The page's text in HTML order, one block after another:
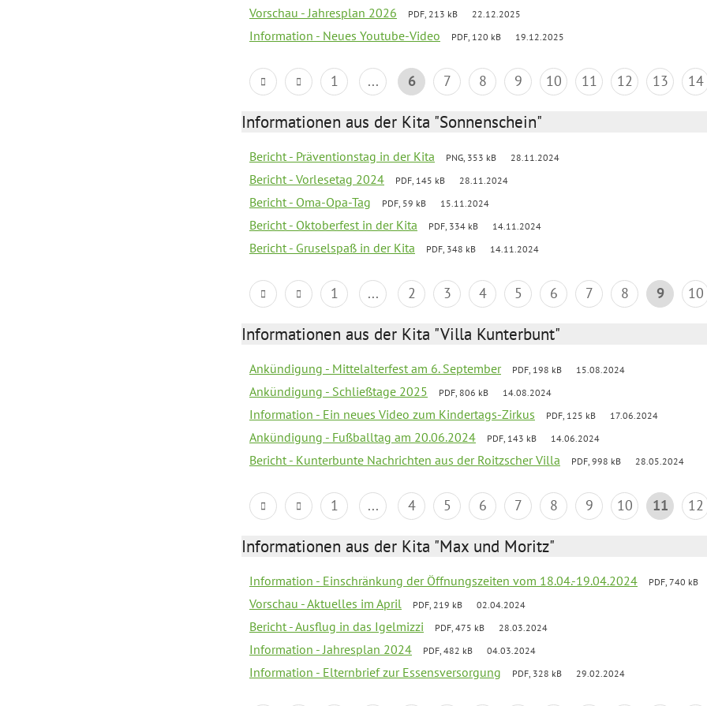
Vorschau - Jahresplan 2026 PDF, 213 kB 22.12.2025
Information - Neues Youtube-Video PDF, 120 kB 19.12.2025
1 ... 6 7 8 9 10 11 12 13 14
Informationen aus der Kita "Sonnenschein"
Bericht - Präventionstag in der Kita PNG, 353 kB 28.11.2024
Bericht - Vorlesetag 2024 PDF, 145 kB 28.11.2024
Bericht - Oma-Opa-Tag PDF, 59 kB 15.11.2024
Bericht - Oktoberfest in der Kita PDF, 334 kB 14.11.2024
Bericht - Gruselspaß in der Kita PDF, 348 kB 14.11.2024
1 ... 2 3 4 5 6 7 8 9 10
Informationen aus der Kita "Villa Kunterbunt"
Ankündigung - Mittelalterfest am 6. September PDF, 198 kB 15.08.2024
Ankündigung - Schließtage 2025 PDF, 806 kB 14.08.2024
Information - Ein neues Video zum Kindertags-Zirkus PDF, 125 kB 17.06.2024
Ankündigung - Fußballtag am 20.06.2024 PDF, 143 kB 14.06.2024
Bericht - Kunterbunte Nachrichten aus der Roitzscher Villa PDF, 998 kB 28.05.2024
1 ... 4 5 6 7 8 9 10 11 12
Informationen aus der Kita "Max und Moritz"
Information - Einschränkung der Öffnungszeiten vom 18.04.-19.04.2024 PDF, 740 kB
Vorschau - Aktuelles im April PDF, 219 kB 02.04.2024
Bericht - Ausflug in das Igelmizzi PDF, 475 kB 28.03.2024
Information - Jahresplan 2024 PDF, 482 kB 04.03.2024
Information - Elternbrief zur Essensversorgung PDF, 328 kB 29.02.2024